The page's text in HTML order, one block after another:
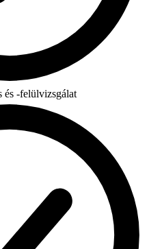
és -felülvizsgálat